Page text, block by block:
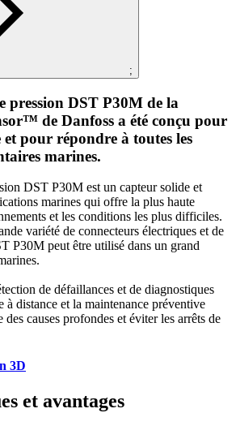
;
pression DST P30M de la
de Danfoss a été conçu pour
et pour répondre à toutes les
marines.
DST P30M est un capteur solide et
marines qui offre la plus haute
et les conditions les plus difficiles.
variété de connecteurs électriques et de
P30M peut être utilisé dans un grand
de défaillances et de diagnostiques
à distance et la maintenance préventive
des causes profondes et éviter les arrêts de
3D
et avantages